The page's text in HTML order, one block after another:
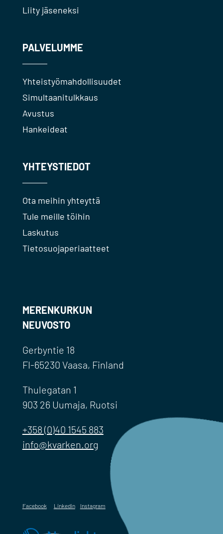
Liity jäseneksi
PALVELUMME
Yhteistyömahdollisuudet
Simultaanitulkkaus
Avustus
Hankeideat
YHTEYSTIEDOT
Ota meihin yhteyttä
Tule meille töihin
Laskutus
Tietosuojaperiaatteet
MERENKURKUN
NEUVOSTO
Gerbyntie 18
FI-65230 Vaasa, Finland
Thulegatan 1
903 26 Uumaja, Ruotsi
+358 (0)40 1545 883
info@kvarken.org
Facebook Linkedin Instagram